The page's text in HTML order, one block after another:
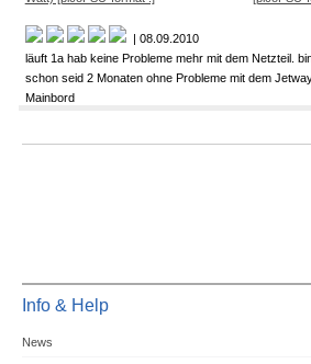
| 08.09.2010
läuft 1a hab keine Probleme mehr mit dem Netzteil.
schon seid 2 Monaten ohne Probleme mit dem
Mainbord
Info & Help
News